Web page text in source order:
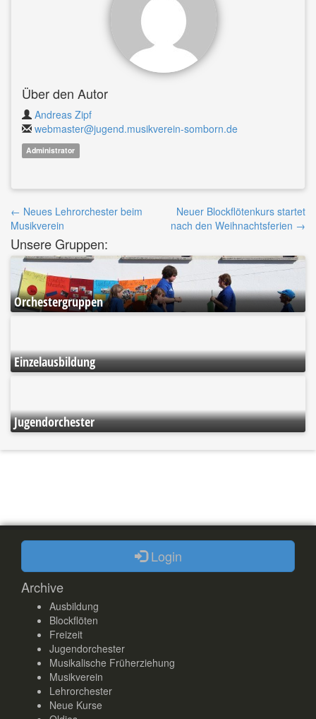
Über den Autor
Andreas Zipf
webmaster@jugend.musikverein-somborn.de
Administrator
Beitrags-
Navigatino
← Neues Lehrorchester beim
Musikverein
Neuer Blockflötenkurs startet
nach den Weihnachtsferien →
Unsere Gruppen:
Orchestergruppen
Einzelausbildung
Jugendorchester
Login
Archive
Ausbildung
Blockflöten
Freizeit
Jugendorchester
Musikalische Früherziehung
Musikverein
Lehrorchester
Neue Kurse